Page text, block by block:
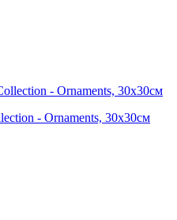
- Ornaments, 30х30см